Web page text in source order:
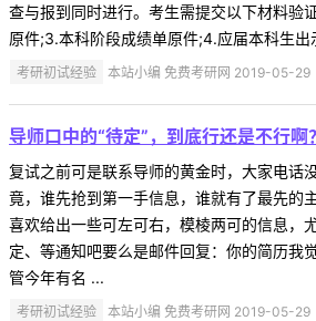
查与报到同时进行。考生需提交以下材料验
原件;3.本科阶段成绩单原件;4.应届本科生出
考研初试经验 本站小编 免费考研网 2019-05-29
导师口中的“待定”，到底行还是不行啊？
复试之前可是联系导师的黄金时，大家电话
竟，谁先抢到第一手信息，谁就有了最先的
喜欢给出一些可左可右，模棱两可的信息，
定、等通知吧要么是邮件回复：你的简历我
管今年有名 ...
考研初试经验 本站小编 免费考研网 2019-05-29